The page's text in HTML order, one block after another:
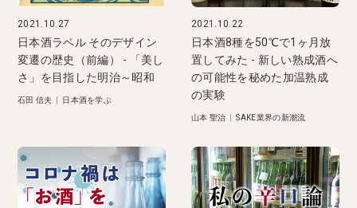
2021.10.27
日本酒ラベル そのデザイン
変遷の歴史（前編） - 「美し
さ」を目指した明治～昭和
石田 信夫 日本酒を学ぶ
2021.10.22
日本酒8種を50℃で1ヶ月放
置してみた - 新しい熟成酒へ
の可能性を秘めた加温熟成
の実験
山本 聖治 |SAKE業界の新潮流